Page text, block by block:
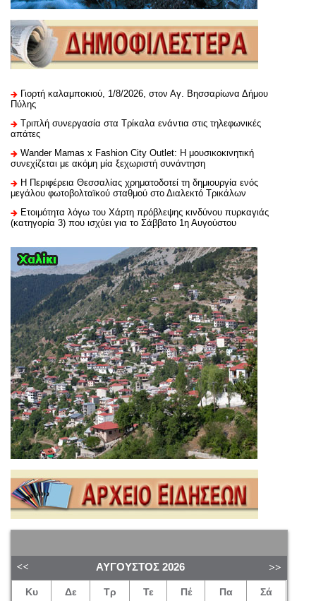
Γιορτή καλαμποκιού, 1/8/2026, στον Αγ. Βησσαρίωνα Δήμου
Πύλης
Τριπλή συνεργασία στα Τρίκαλα ενάντια στις τηλεφωνικές
απάτες
Wander Mamas x Fashion City Outlet: Η μουσικοκινητική
συνεχίζεται με ακόμη μία ξεχωριστή συνάντηση
H Περιφέρεια Θεσσαλίας χρηματοδοτεί τη δημιουργία ενός
μεγάλου φωτοβολταϊκού σταθμού στο Διαλεκτό Τρικάλων
Ετοιμότητα λόγω του Χάρτη πρόβλεψης κινδύνου πυρκαγιάς
(κατηγορία 3) που ισχύει για το Σάββατο 1η Αυγούστου
ΑΎΓΟΥΣΤΟΣ 2026
Κυ Δε Τρ Τε Πέ Πα Σά